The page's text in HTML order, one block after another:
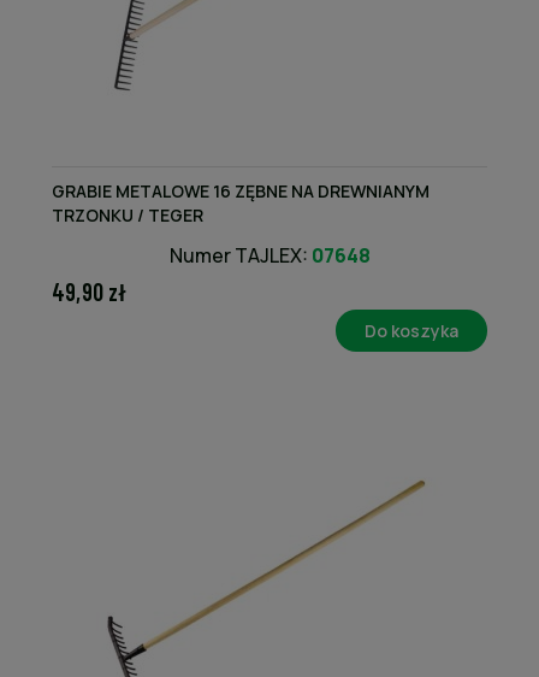
GRABIE METALOWE 16 ZĘBNE NA DREWNIANYM
TRZONKU / TEGER
Numer TAJLEX: 07648
49,90 zł
Do koszyka